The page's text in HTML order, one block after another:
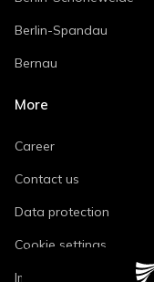
Berlin-Spandau
Bernau
More
Career
Contact us
Data protection
Cookie settings
Imprint